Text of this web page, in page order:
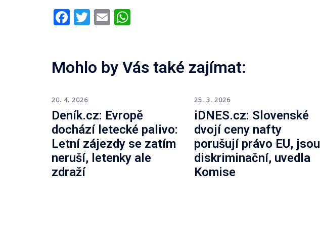
Facebook
Twitter
Email
Mohlo by Vás také zajímat:
20. 4. 2026
Deník.cz: Evropě
dochází letecké palivo:
Letní zájezdy se zatím
neruší, letenky ale
zdraží
25. 3. 2026
iDNES.cz: Slovenské
dvojí ceny nafty
porušují právo EU, jsou
diskriminační, uvedla
Komise